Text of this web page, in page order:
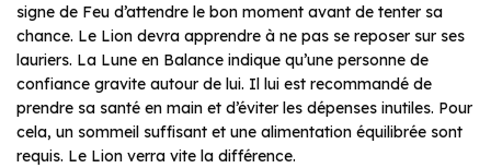
signe de Feu d’attendre le bon moment avant de tenter sa
chance. Le Lion devra apprendre à ne pas se reposer sur ses
lauriers. La Lune en Balance indique qu’une personne de
confiance gravite autour de lui. Il lui est recommandé de
prendre sa santé en main et d’éviter les dépenses inutiles. Pour
cela, un sommeil suffisant et une alimentation équilibrée sont
requis. Le Lion verra vite la différence.